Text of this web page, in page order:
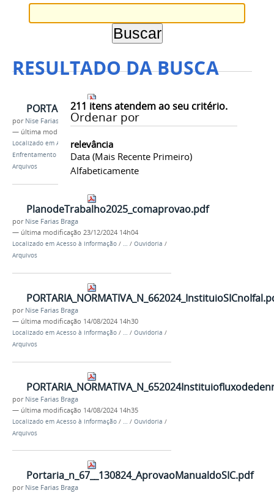
RESULTADO DA BUSCA
211 itens atendem ao seu critério.
Ordenar por
relevância
Data (mais Recente Primeiro)
Alfabeticamente
PORTARIANORMATIVAN132026C_PENEDO.pdf
por Nise Farias Braga
— última modificação
Localizado em Acesso à Informação
Enfrentamento do Assédio e da Discriminação /
Arquivos
PlanodeTrabalho2025_comaprovao.pdf
por Nise Farias Braga
— última modificação 23/12/2024 14h04
Localizado em Acesso à Informação / … / Ouvidoria /
Arquivos
por Nise Farias Braga
— última modificação 14/08/2024 14h30
Localizado em Acesso à Informação / … / Ouvidoria /
Arquivos
por Nise Farias Braga
— última modificação 14/08/2024 14h35
Localizado em Acesso à Informação / / Ouvidoria /
Arquivos
Portaria_n_67__130824_AprovaoManualdoSIC.pdf
por Nise Farias Braga